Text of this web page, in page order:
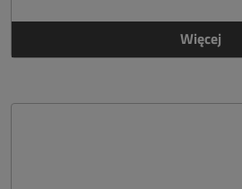
Więcej